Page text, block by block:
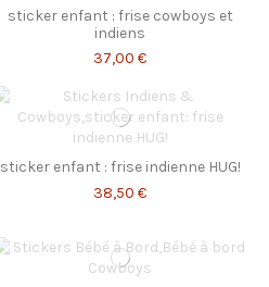
sticker enfant : frise cowboys et
indiens
37,00 €
sticker enfant : frise indienne HUG!
38,50 €